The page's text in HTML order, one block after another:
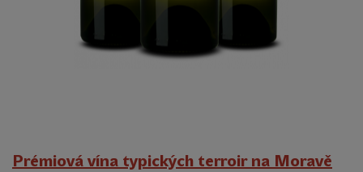
Prémiová vína typických terroir na Moravě